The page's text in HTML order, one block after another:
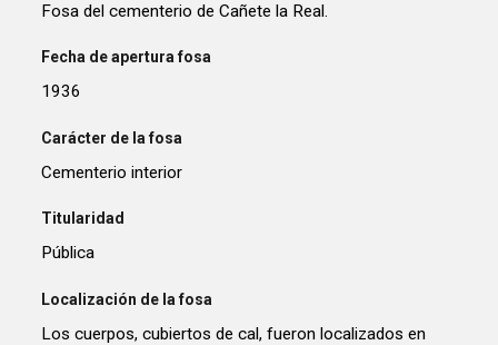
Fosa del cementerio de Cañete la Real.
Fecha de apertura fosa
1936
Carácter de la fosa
Cementerio interior
Titularidad
Pública
Localización de la fosa
Los cuerpos, cubiertos de cal, fueron localizados en